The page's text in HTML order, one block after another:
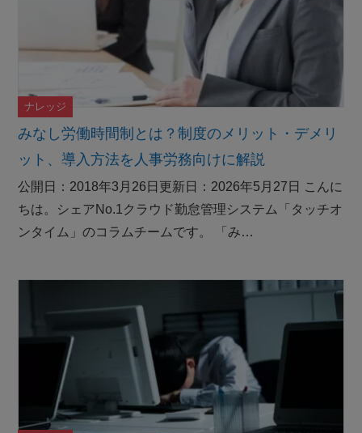
みなし労働時間制とは？制度のメリット・デメリ
ット、導入方法を人事労務向けに解説
ナレッジ
公開日：2018年3月26日更新日：2026年5月27日 こんに
ちは。シェアNo.1クラウド勤怠管理システム「タッチオ
ンタイム」のコラムチームです。 「み…